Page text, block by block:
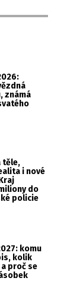
známá
těle,
i nové
do
policie
komu
kolik
proč se